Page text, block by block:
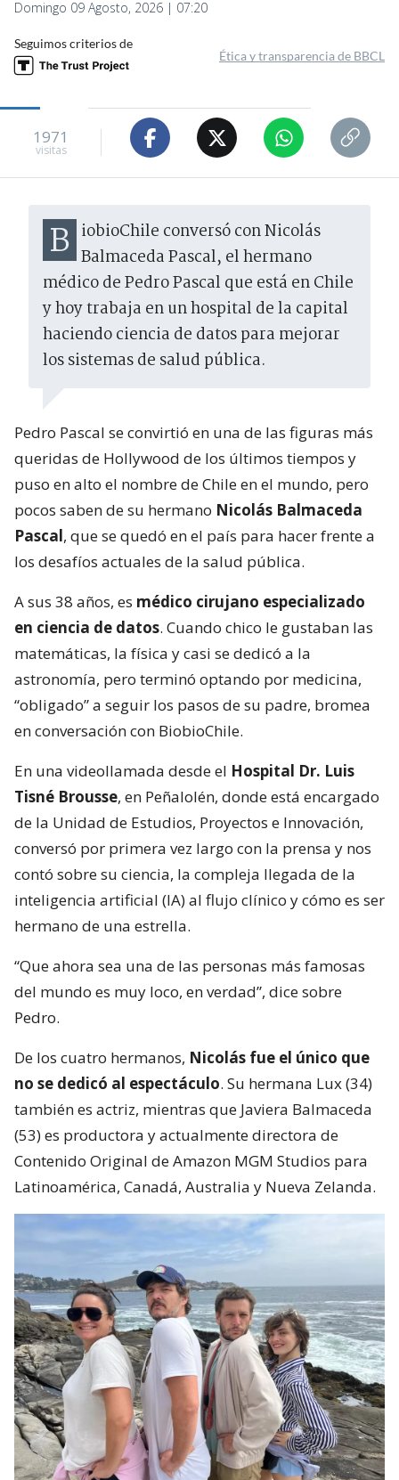
Domingo 09 Agosto, 2026 | 07:20
Seguimos criterios de
Ética y transparencia de BBCL
1971
visitas
BiobioChile conversó con Nicolás Balmaceda Pascal, el hermano
médico de Pedro Pascal que está en Chile
y hoy trabaja en un hospital de la capital
haciendo ciencia de datos para mejorar
los sistemas de salud pública.
Pedro Pascal se convirtió en una de las figuras más
queridas de Hollywood de los últimos tiempos y
puso en alto el nombre de Chile en el mundo, pero
pocos saben de su hermano Nicolás Balmaceda
Pascal, que se quedó en el país para hacer frente a
los desafíos actuales de la salud pública.
A sus 38 años, es médico cirujano especializado
en ciencia de datos. Cuando chico le gustaban las
matemáticas, la física y casi se dedicó a la
astronomía, pero terminó optando por medicina,
“obligado” a seguir los pasos de su padre, bromea
en conversación con BiobioChile.
En una videollamada desde el Hospital Dr. Luis
Tisné Brousse, en Peñalolén, donde está encargado
de la Unidad de Estudios, Proyectos e Innovación,
conversó por primera vez largo con la prensa y nos
contó sobre su ciencia, la compleja llegada de la
inteligencia artificial (IA) al flujo clínico y cómo es ser
hermano de una estrella.
“Que ahora sea una de las personas más famosas
del mundo es muy loco, en verdad”, dice sobre
Pedro.
De los cuatro hermanos, Nicolás fue el único que
no se dedicó al espectáculo. Su hermana Lux (34)
también es actriz, mientras que Javiera Balmaceda
(53) es productora y actualmente directora de
Contenido Original de Amazon MGM Studios para
Latinoamérica, Canadá, Australia y Nueva Zelanda.